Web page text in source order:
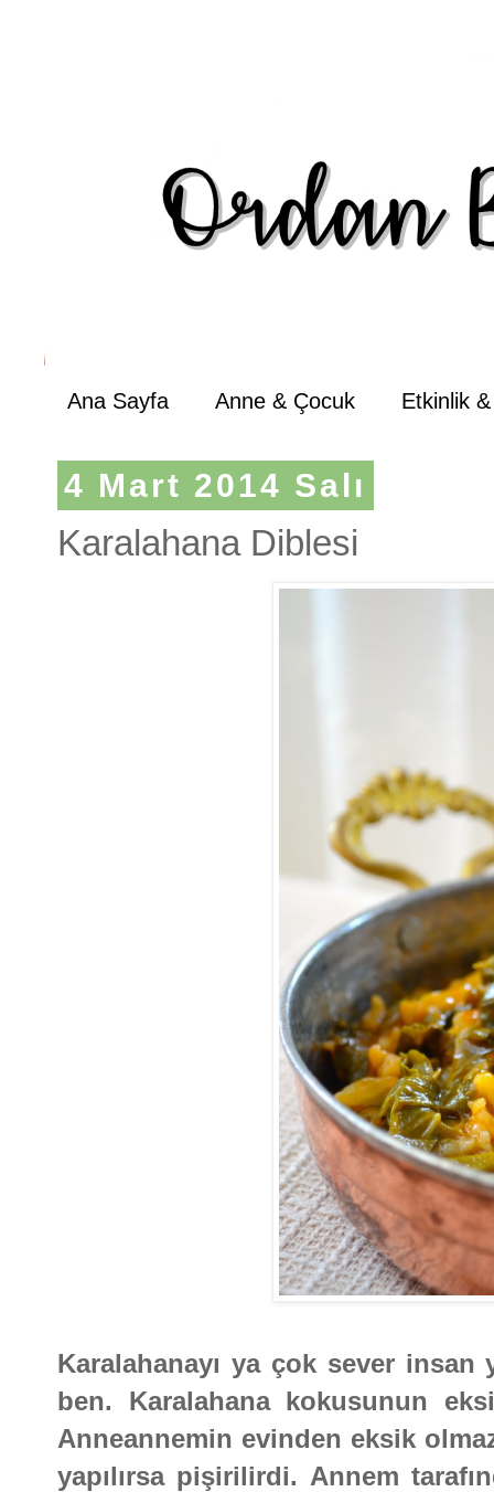
Ana Sayfa Anne & Çocuk Etkinlik
4 Mart 2014 Salı
Karalahana Diblesi
Karalahanayı ya çok sever insan
ben. Karalahana kokusunun
Anneannemin evinden eksik
yapılırsa pişirilirdi. Annem